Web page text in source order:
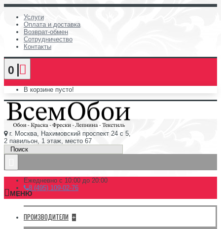
Услуги
Оплата и доставка
Возврат-обмен
Сотрудничество
Контакты
0
В корзине пусто!
г. Москва, Нахимовский проспект 24 с 5,
2 павильон, 1 этаж, место 67
Ежедневно с 10:00 до 20:00
8 (495) 109-02-76
МЕНЮ
ПРОИЗВОДИТЕЛИ +